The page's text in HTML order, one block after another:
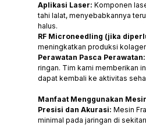
Aplikasi Laser: Komponen
tahi lalat, menyebabkannya
halus.
RF Microneedling (jika
meningkatkan produksi
Perawatan Pasca Perawatan:
ringan. Tim kami memberikan
dapat kembali ke aktivitas
Manfaat Menggunakan
Presisi dan Akurasi: Mesin
minimal pada jaringan di